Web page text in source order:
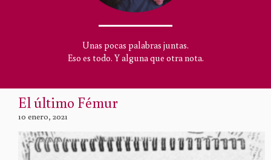
Unas pocas palabras juntas.
Eso es todo. Y alguna que otra nota.
El último Fémur
10 enero, 2021